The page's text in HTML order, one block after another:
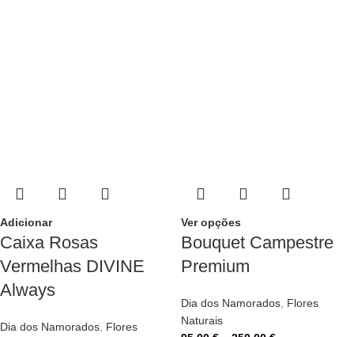
Adicionar
Caixa Rosas
Vermelhas DIVINE
Always
Dia dos Namorados, Flores
Ver opções
Bouquet Campestre
Premium
Dia dos Namorados, Flores
Naturais